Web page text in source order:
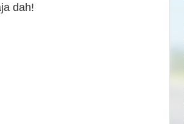
dah!